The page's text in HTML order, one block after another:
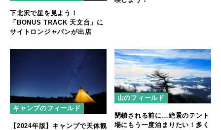
下北沢で星を見よう！
「BONUS TRACK 天文台」に
サイトロンジャパンが出店
キャンプのフィールド
【2024年版】キャンプで天体観
山のフィールド
閉鎖される前に…絶景のテント
場にもう一度泊まりたい！多く